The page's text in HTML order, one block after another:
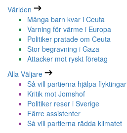
Världen
Många barn kvar i Ceuta
Varning för värme i Europa
Politiker pratade om Ceuta
Stor begravning i Gaza
Attacker mot ryskt företag
Alla Väljare
Så vill partierna hjälpa flyktingar
Kritik mot Jomshof
Politiker reser i Sverige
Färre assistenter
Så vill partierna rädda klimatet